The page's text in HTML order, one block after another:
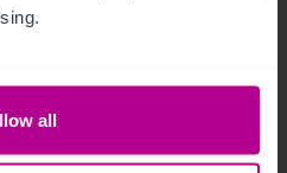
all